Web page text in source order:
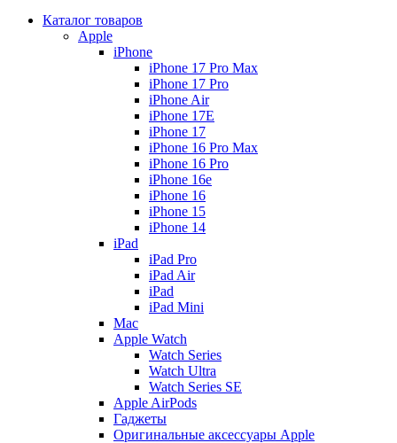
Каталог товаров
Apple
iPhone
iPhone 17 Pro Max
iPhone 17 Pro
iPhone Air
iPhone 17E
iPhone 17
iPhone 16 Pro Max
iPhone 16 Pro
iPhone 16e
iPhone 16
iPhone 15
iPhone 14
iPad
iPad Pro
iPad Air
iPad
iPad Mini
Mac
Apple Watch
Watch Series
Watch Ultra
Watch Series SE
Apple AirPods
Гаджеты
Оригинальные аксессуары Apple